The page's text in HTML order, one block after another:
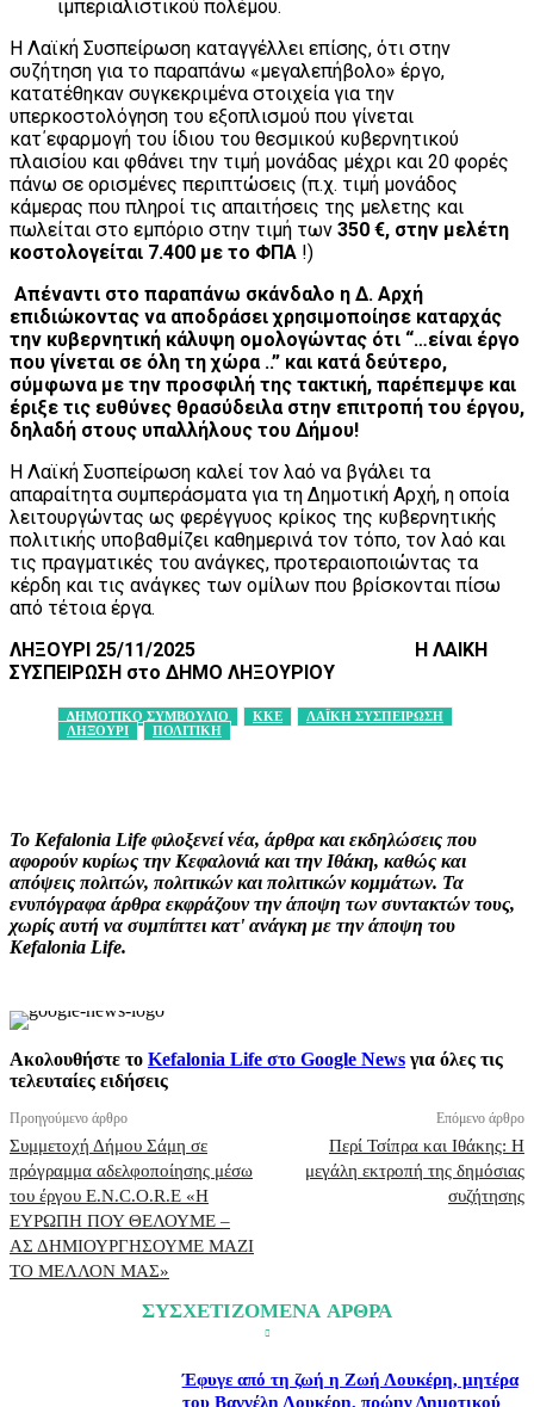
ιμπεριαλιστικού πολέμου.
Η Λαϊκή Συσπείρωση καταγγέλλει επίσης, ότι στην
συζήτηση για το παραπάνω «μεγαλεπήβολο» έργο,
κατατέθηκαν συγκεκριμένα στοιχεία για την
υπερκοστολόγηση του εξοπλισμού που γίνεται
κατ΄εφαρμογή του ίδιου του θεσμικού κυβερνητικού
πλαισίου και φθάνει την τιμή μονάδας μέχρι και 20 φορές
πάνω σε ορισμένες περιπτώσεις (π.χ. τιμή μονάδος
κάμερας που πληροί τις απαιτήσεις της μελετης και
πωλείται στο εμπόριο στην τιμή των 350 €, στην μελέτη
κοστολογείται 7.400 με το ΦΠΑ !)
Απέναντι στο παραπάνω σκάνδαλο η Δ. Αρχή
επιδιώκοντας να αποδράσει χρησιμοποίησε καταρχάς
την κυβερνητική κάλυψη ομολογώντας ότι “…είναι έργο
που γίνεται σε όλη τη χώρα ..” και κατά δεύτερο,
σύμφωνα με την προσφιλή της τακτική, παρέπεμψε και
έριξε τις ευθύνες θρασύδειλα στην επιτροπή του έργου,
δηλαδή στους υπαλλήλους του Δήμου!
Η Λαϊκή Συσπείρωση καλεί τον λαό να βγάλει τα
απαραίτητα συμπεράσματα για τη Δημοτική Αρχή, η οποία
λειτουργώντας ως φερέγγυος κρίκος της κυβερνητικής
πολιτικής υποβαθμίζει καθημερινά τον τόπο, τον λαό και
τις πραγματικές του ανάγκες, προτεραιοποιώντας τα
κέρδη και τις ανάγκες των ομίλων που βρίσκονται πίσω
από τέτοια έργα.
ΛΗΞΟΥΡΙ 25/11/2025
Η ΛΑΙΚΗ
ΣΥΣΠΕΙΡΩΣΗ στο ΔΗΜΟ ΛΗΞΟΥΡΙΟΥ
ΔΗΜΟΤΙΚΟ ΣΥΜΒΟΥΛΙΟ ΚΚΕ
ΛΑΪΚΗ ΣΥΣΠΕΙΡΩΣΗ
ΛΗΞΟΥΡΙ
ΠΟΛΙΤΙΚΗ
Το Kefalonia Life φιλοξενεί νέα, άρθρα και εκδηλώσεις που
αφορούν κυρίως την Κεφαλονιά και την Ιθάκη, καθώς και
απόψεις πολιτών, πολιτικών και πολιτικών κομμάτων. Τα
ενυπόγραφα άρθρα εκφράζουν την άποψη των συντακτών τους,
χωρίς αυτή να συμπίπτει κατ' ανάγκη με την άποψη του
Kefalonia Life.
Ακολουθήστε το Kefalonia Life στο Google News για όλες τις
τελευταίες ειδήσεις
Προηγούμενο άρθρο
Συμμετοχή Δήμου Σάμη σε
πρόγραμμα αδελφοποίησης μέσω
του έργου E.N.C.O.R.E «Η
ΕΥΡΩΠΗ ΠΟΥ ΘΕΛΟΥΜΕ –
ΑΣ ΔΗΜΙΟΥΡΓΗΣΟΥΜΕ ΜΑΖΙ
ΤΟ ΜΕΛΛΟΝ ΜΑΣ»
Επόμενο άρθρο
Περί Τσίπρα και Ιθάκης: Η
μεγάλη εκτροπή της δημόσιας
συζήτησης
ΣΥΣΧΕΤΙΖΟΜΕΝΑ ΑΡΘΡΑ
Έφυγε από τη ζωή η Ζωή Λουκέρη, μητέρα
του Βαγγέλη Λουκέρη, πρώην Δημοτικού